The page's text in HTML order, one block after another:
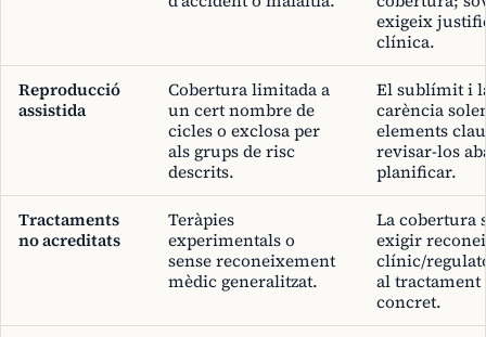
exigeix
clínica.
Reproducció
assistida
Cobertura limitada a
un cert nombre de
cicles o exclosa per
als grups de risc
descrits.
El sublímit i
carència
elements
revisar-los
planificar.
Tractaments
no acreditats
Teràpies
experimentals o
sense reconeixement
mèdic generalitzat.
La cobertura
exigir
clínic/
al tractament
concret.